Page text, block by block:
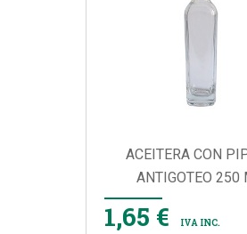
ACEITERA CON
ANTIGOTEO 250
1,65 € IVA INC.